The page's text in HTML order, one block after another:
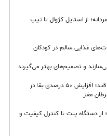
از استایل کژوال تا تیپ
می‌سازند و تصمیم‌های بهتر می‌گیرند
درمان نوین با نانوذرات پوشیده از قند؛ افزایش ۵۰ درصدی بقا در
مغز
از دستگاه پلت تا کنترل کیفیت و